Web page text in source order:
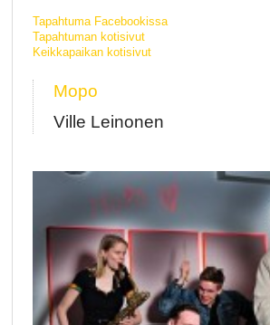
Tapahtuma Facebookissa
Tapahtuman kotisivut
Keikkapaikan kotisivut
Mopo
Ville Leinonen